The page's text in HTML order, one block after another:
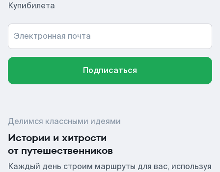
Купибилета
Электронная почта
Подписаться
Делимся классными идеями
Истории и хитрости
от путешественников
Каждый день строим маршруты для вас, используя